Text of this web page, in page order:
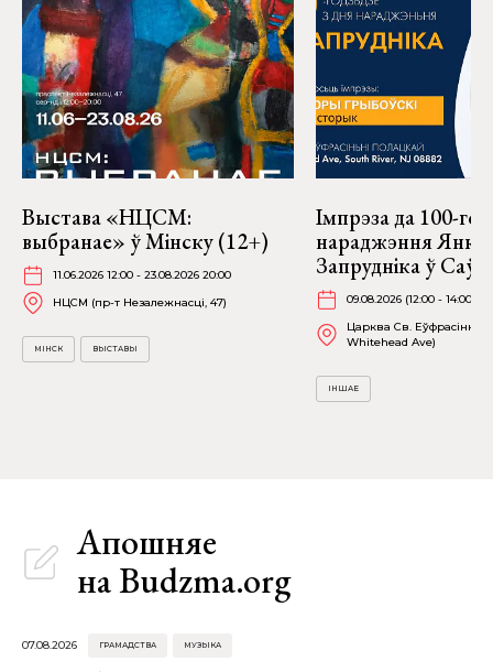
Выстава «НЦСМ:
выбранае» ў Мінску (12+)
11.06.2026 12:00 - 23.08.2026 20:00
НЦСМ (пр-т Незалежнасці, 47)
МІНСК ВЫСТАВЫ
Імпрэза да 100-
нараджэння Янкі
Запрудніка ў
09.08.2026 (12:00 - 14:00)
Царква Св. Еўфрасінні
Whitehead Ave)
ІНШАЕ
Апошняе
на Budzma.org
07.08.2026 ГРАМАДСТВА МУЗЫКА